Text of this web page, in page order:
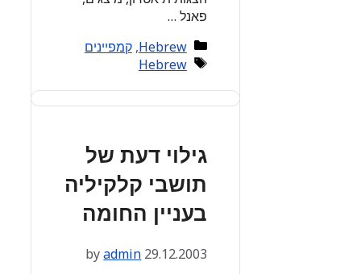
פאנל …
Categories
Hebrew
,קמפיינים
Tags
Hebrew
גילוי דעת של
תושבי קלקיליה
בעניין החומה
29.12.2003
byadmin